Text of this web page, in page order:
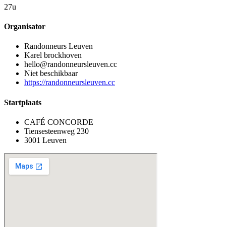
27u
Organisator
Randonneurs Leuven
Karel brockhoven
hello@randonneursleuven.cc
Niet beschikbaar
https://randonneursleuven.cc
Startplaats
CAFÉ CONCORDE
Tiensesteenweg 230
3001 Leuven